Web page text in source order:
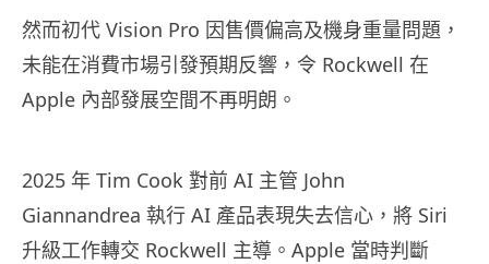
然而初代 Vision Pro 因售價偏高及機身重量問題，
未能在消費市場引發預期反響，令 Rockwell 在
Apple 內部發展空間不再明朗。
2025 年 Tim Cook 對前 AI 主管 John
Giannandrea 執行 AI 產品表現失去信心，將 Siri
升級工作轉交 Rockwell 主導。Apple 當時判斷